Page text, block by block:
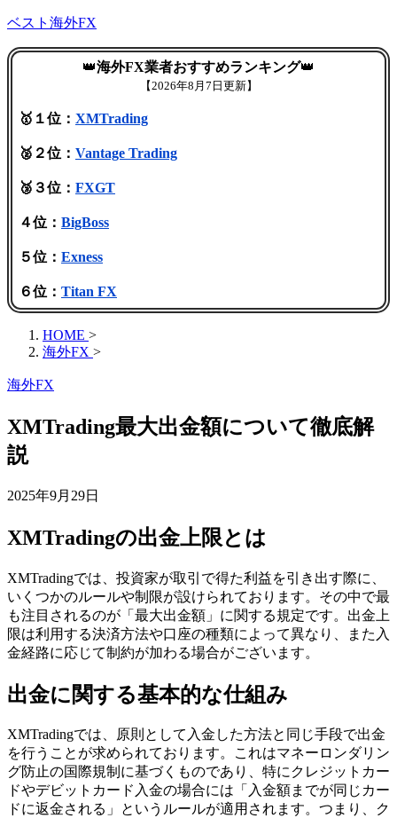
ベスト海外FX
👑海外FX業者おすすめランキング👑
【2026年8月7日更新】
🥇１位： XMTrading
🥈２位： Vantage Trading
🥉３位： FXGT
４位： BigBoss
５位： Exness
６位： Titan FX
HOME >
海外FX >
海外FX
XMTrading最大出金額について徹底解
説
2025年9月29日
XMTradingの出金上限とは
XMTradingでは、投資家が取引で得た利益を引き出す際に、
いくつかのルールや制限が設けられております。その中で最
も注目されるのが「最大出金額」に関する規定です。出金上
限は利用する決済方法や口座の種類によって異なり、また入
金経路に応じて制約が加わる場合がございます。
出金に関する基本的な仕組み
XMTradingでは、原則として入金した方法と同じ手段で出金
を行うことが求められております。これはマネーロンダリン
グ防止の国際規制に基づくものであり、特にクレジットカー
ドやデビットカード入金の場合には「入金額までが同じカー
ドに返金される」というルールが適用されます。つまり、ク